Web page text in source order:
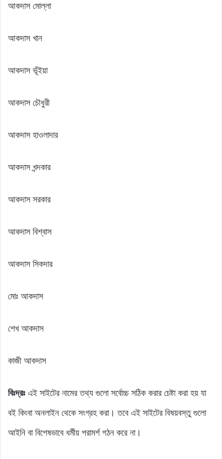
আকদাস মোল্লা
আকদাস খান
আকদাস ভূঁইয়া
আকদাস চৌধুরী
আকদাস হাওলাদার
আকদাস খন্দকার
আকদাস সরকার
আকদাস বিশ্বাস
আকদাস সিকদার
মোঃ আকদাস
শেখ আকদাস
কাজী আকদাস
বিঃদ্রঃ এই সাইটের নামের তথ্য গুলো সর্বোচ্চ সঠিক করার চেষ্টা করা হয় যা
বই কিংবা অনলাইন থেকে সংগ্রহ করা। তবে এই সাইটের বিষয়বস্তু গুলো
আইনি বা বিশেষভাবে ধর্মীয় পরামর্শ গঠন করে না।